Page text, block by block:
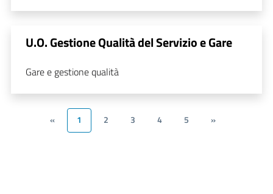
U.O. Gestione Qualità del Servizio e Gare
Gare e gestione qualità
« 1 2 3 4 5 »